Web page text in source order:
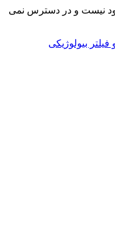
نیست و در دسترس نمی
بیولوژیکی